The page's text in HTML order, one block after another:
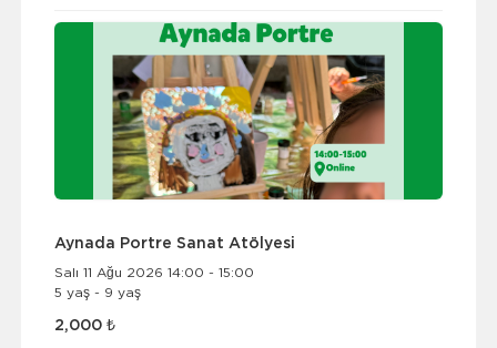
Aynada Portre Sanat Atölyesi
Salı 11 Ağu 2026 14:00 - 15:00
5 yaş - 9 yaş
2,000 ₺